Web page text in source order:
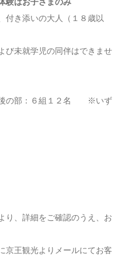
付き添いの大人（１８歳以
び未就学児の同伴はできませ
の部：６組１２名 ※いず
り、詳細をご確認のうえ、お
京王観光よりメールにてお客